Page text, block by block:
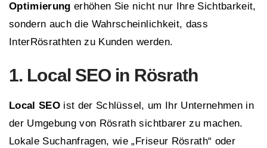
Optimierung erhöhen Sie nicht nur Ihre Sichtbarkeit,
sondern auch die Wahrscheinlichkeit, dass
InterRösrathten zu Kunden werden.
1. Local SEO in Rösrath
Local SEO ist der Schlüssel, um Ihr Unternehmen in
der Umgebung von Rösrath sichtbarer zu machen.
Lokale Suchanfragen, wie „Friseur Rösrath“ oder